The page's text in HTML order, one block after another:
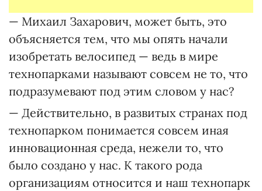
— Михаил Захарович, может быть, это
объясняется тем, что мы опять начали
изобретать велосипед — ведь в мире
технопарками называют совсем не то, что
подразумевают под этим словом у нас?
— Действительно, в развитых странах под
технопарком понимается совсем иная
инновационная среда, нежели то, что
было создано у нас. К такого рода
организациям относится и наш технопарк